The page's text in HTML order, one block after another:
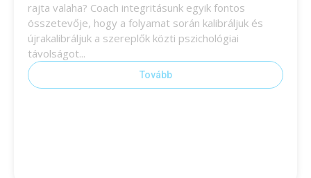
rajta valaha? Coach integritásunk egyik fontos
összetevője, hogy a folyamat során kalibráljuk és
újrakalibráljuk a szereplők közti pszichológiai
távolságot...
Tovább